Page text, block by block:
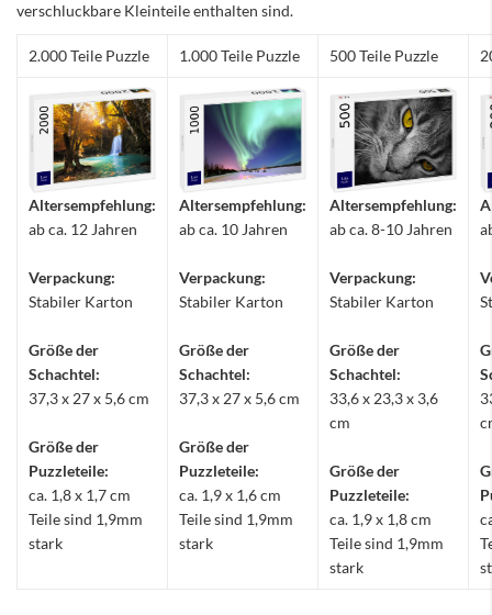
verschluckbare Kleinteile enthalten sind.
2.000 Teile Puzzle 1.000 Teile Puzzle 500 Teile Puzzle
Altersempfehlung:
ab ca. 12 Jahren
Verpackung:
Stabiler Karton
Größe der
Schachtel:
37,3 x 27 x 5,6 cm
Größe der
Puzzleteile:
ca. 1,8 x 1,7 cm
Teile sind 1,9mm
stark
Altersempfehlung:
ab ca. 10 Jahren
Verpackung:
Stabiler Karton
Größe der
Schachtel:
37,3 x 27 x 5,6 cm
Größe der
Puzzleteile:
ca. 1,9 x 1,6 cm
Teile sind 1,9mm
stark
Altersempfehlung:
ab ca. 8-10 Jahren
Verpackung:
Stabiler Karton
Größe der
Schachtel:
33,6 x 23,3 x 3,6
cm
Größe der
Puzzleteile:
ca. 1,9 x 1,8 cm
Teile sind 1,9mm
stark